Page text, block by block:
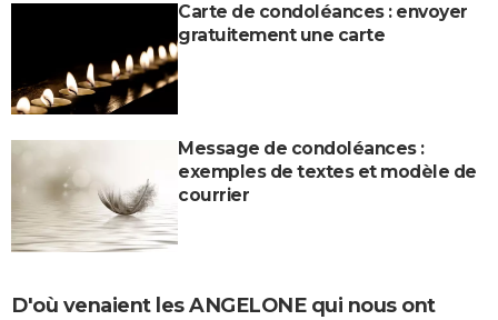
Carte de condoléances : envoyer
gratuitement une carte
Message de condoléances :
exemples de textes et modèle de
courrier
D'où venaient les ANGELONE qui nous ont